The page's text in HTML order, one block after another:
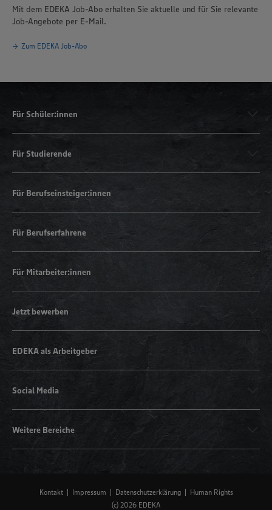
Mit dem EDEKA Job-Abo erhalten Sie aktuelle und für Sie relevante
Job-Angebote per E-Mail.
Zum EDEKA Job-Abo
Für Schüler:innen
Für Studierende
Für Berufseinsteiger:innen
Für Berufserfahrene
Für Mitarbeiter:innen
Jetzt bewerben
EDEKA als Arbeitgeber
Social Media
Weitere Bereiche
Kontakt Impressum Datenschutzerklärung
Human Rights
(c) 2026 EDEKA